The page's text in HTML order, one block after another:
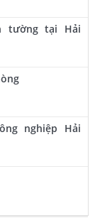
tường tại Hải
nghiệp Hải